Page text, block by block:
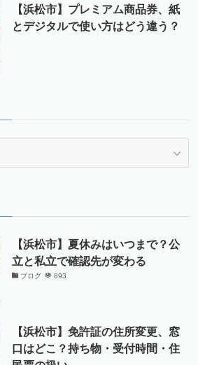
【浜松市】プレミアム商品券、紙
とデジタルで使い方はどう違う？
【浜松市】夏休みはいつまで？公
立と私立で確認先が変わる
ブログ 893
【浜松市】免許証の住所変更、窓
口はどこ？持ち物・受付時間・住